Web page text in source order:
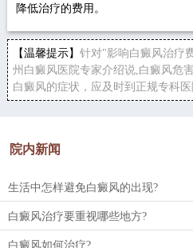
降低治疗的费用。
【温馨提示】 针对"影响白癜风治疗
州白癜风医院专家介绍说,白癜风危
白癜风的症状，应及时到正规专科
院内新闻
生活中怎样避免白癜风的出现?
白癜风治疗要重视哪些地方?
白癜风如何治疗?